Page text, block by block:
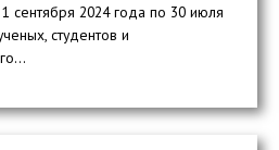
сентября 2024 года по 30 июля
студентов и